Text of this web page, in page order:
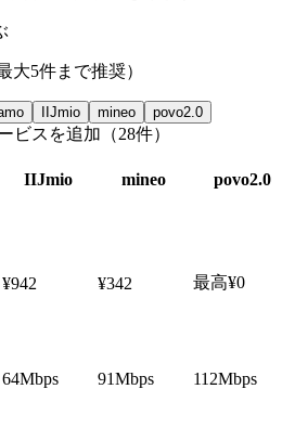
大5件まで推奨）
IIJmio mineo povo2.0
ビスを追加（28件）
IIJmio mineo povo2.0
¥942 ¥342 最高¥0
64Mbps 91Mbps 112Mbps